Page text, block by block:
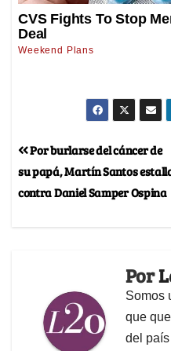
Por burlarse del cáncer de
su papá, Martín Santos
contra Daniel Samper Ospina
Por
Somos
que
del